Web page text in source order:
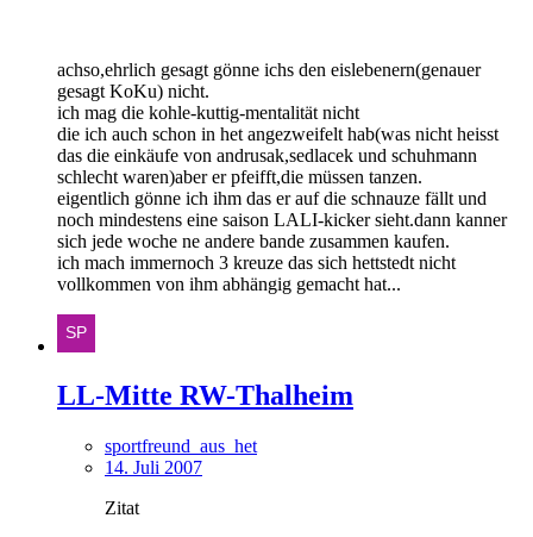
achso,ehrlich gesagt gönne ichs den eislebenern(genauer
gesagt KoKu) nicht.
ich mag die kohle-kuttig-mentalität nicht
die ich auch schon in het angezweifelt hab(was nicht heisst
das die einkäufe von andrusak,sedlacek und schuhmann
schlecht waren)aber er pfeifft,die müssen tanzen.
eigentlich gönne ich ihm das er auf die schnauze fällt und
noch mindestens eine saison LALI-kicker sieht.dann kanner
sich jede woche ne andere bande zusammen kaufen.
ich mach immernoch 3 kreuze das sich hettstedt nicht
vollkommen von ihm abhängig gemacht hat...
LL-Mitte RW-Thalheim
sportfreund_aus_het
14. Juli 2007
Zitat